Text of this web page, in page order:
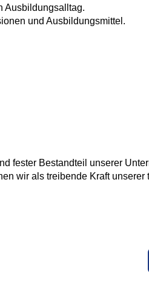
Ausbildungsalltag.
und Ausbildungsmittel.
fester Bestandteil unserer
wir als treibende Kraft unserer